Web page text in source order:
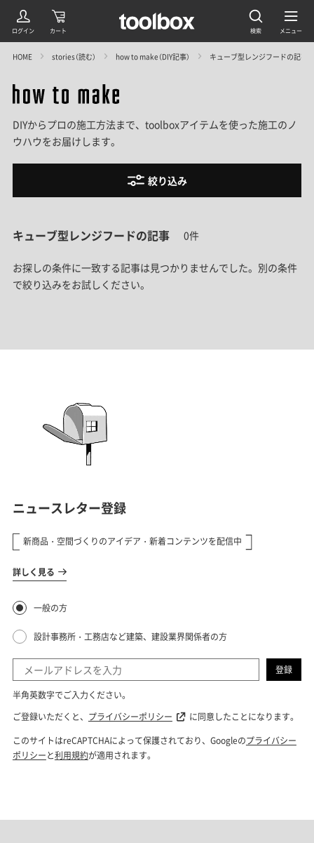
HOME stories（読む） how to make（DIY記事） キューブ型レンジフードの記事
DIYからプロの施工方法まで、toolboxアイテムを使った施工のノ
ウハウをお届けします。
絞り込み
キューブ型レンジフードの記事 0件
お探しの条件に一致する記事は見つかりませんでした。 別の条件
で絞り込みをお試しください。